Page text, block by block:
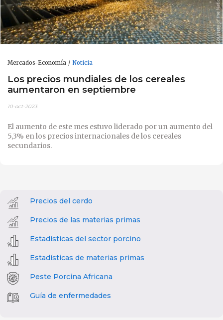
Mercados-Economía Noticia
Los precios mundiales de los cereales
aumentaron en septiembre
10-oct-2023
El aumento de este mes estuvo liderado por un aumento del
5,3% en los precios internacionales de los cereales
secundarios.
Precios del cerdo
Precios de las materias primas
Estadísticas del sector porcino
Estadísticas de materias primas
Peste Porcina Africana
Guía de enfermedades